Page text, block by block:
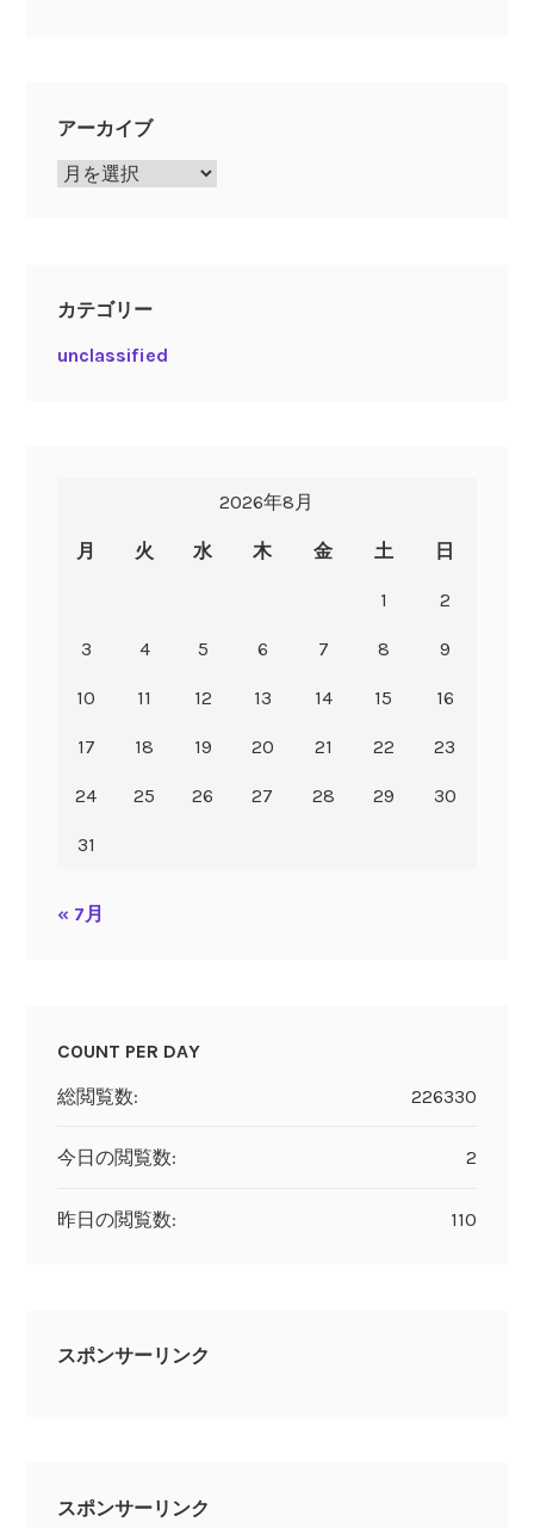
アーカイブ
ア
カテゴリー
unclassified
2026年8月
月 火 水 木 金 土 日
1 2
3 4 5 6 7 8 9
10 11 12 13 14 15 16
17 18 19 20 21 22 23
24 25 26 27 28 29 30
31
« 7月
COUNT PER DAY
226330
総閲覧数:
2
今日の閲覧数:
110
昨日の閲覧数:
スポンサーリンク
スポンサーリンク